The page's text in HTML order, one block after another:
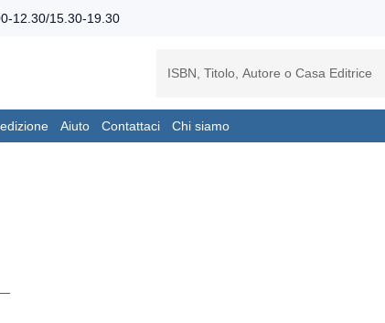
12.30/15.30-19.30
Aiuto Contattaci Chi siamo